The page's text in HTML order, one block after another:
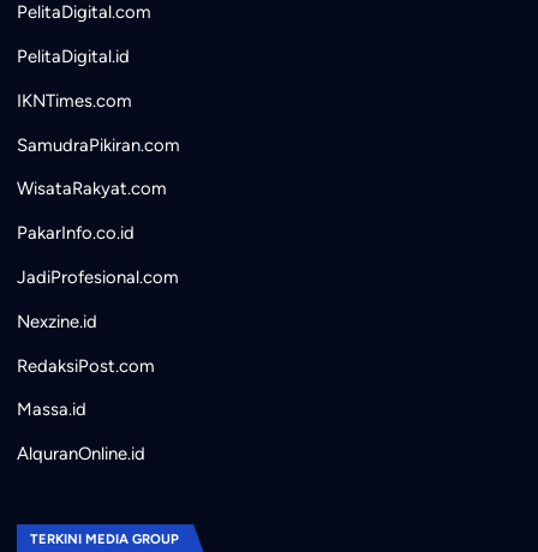
PelitaDigital.com
PelitaDigital.id
IKNTimes.com
SamudraPikiran.com
WisataRakyat.com
PakarInfo.co.id
JadiProfesional.com
Nexzine.id
RedaksiPost.com
Massa.id
AlquranOnline.id
TERKINI MEDIA GROUP